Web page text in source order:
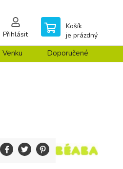
Přihlásit
Košík
je prázdný
Venku Doporučené